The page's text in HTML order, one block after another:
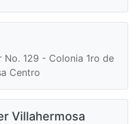
No. 129 - Colonia 1ro de
Centro
Villahermosa